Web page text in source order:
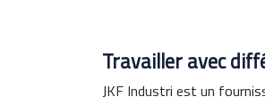
Travailler avec
JKF Industri est un